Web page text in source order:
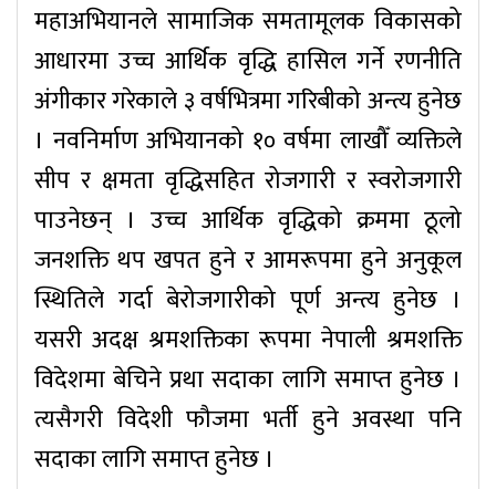
महाअभियानले सामाजिक समतामूलक विकासको
आधारमा उच्च आर्थिक वृद्धि हासिल गर्ने रणनीति
अंगीकार गरेकाले ३ वर्षभित्रमा गरिबीको अन्त्य हुनेछ
। नवनिर्माण अभियानको १० वर्षमा लाखौँ व्यक्तिले
सीप र क्षमता वृद्धिसहित रोजगारी र स्वरोजगारी
पाउनेछन् । उच्च आर्थिक वृद्धिको क्रममा ठूलो
जनशक्ति थप खपत हुने र आमरूपमा हुने अनुकूल
स्थितिले गर्दा बेरोजगारीको पूर्ण अन्त्य हुनेछ ।
यसरी अदक्ष श्रमशक्तिका रूपमा नेपाली श्रमशक्ति
विदेशमा बेचिने प्रथा सदाका लागि समाप्त हुनेछ ।
त्यसैगरी विदेशी फौजमा भर्ती हुने अवस्था पनि
सदाका लागि समाप्त हुनेछ ।